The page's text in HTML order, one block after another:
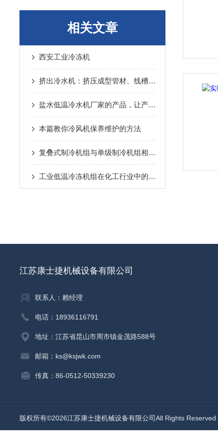
相关文章
西安工业冷冻机
挤出冷水机：挤压成型管材、线槽、电缆及各种塑料型材应用冷水机
盐水低温冷水机厂家的产品，让产品品质更稳定
本篇教你冷风机保养维护的方法
复叠式制冷机组与单级制冷机组相比有哪些优势？
工业低温冷冻机组在化工行业中的应用
江苏康士捷机械设备有限公司
联系人：赖经理
电话：18936116791
地址：江苏省昆山市周市镇金茂路588号
邮箱：ks@ksjwk.com
传真：86-0512-50339230
版权所有©2026江苏康士捷机械设备有限公司All Rights